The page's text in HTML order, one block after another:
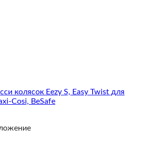
колясок Eezy S, Easy Twist для
Cosi, BeSafe